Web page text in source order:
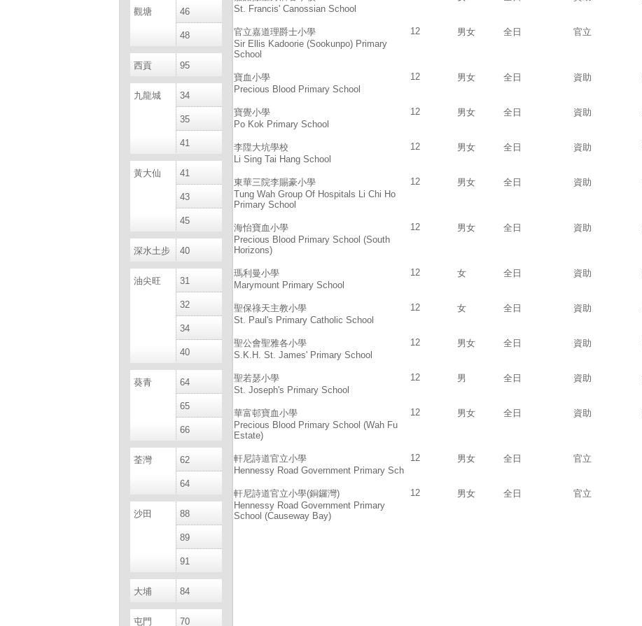
觀塘 46
48
西貢 95
九龍城 34
35
41
黃大仙 41
43
45
深水土步 40
油尖旺 31
32
34
40
葵青 64
65
66
荃灣 62
64
沙田 88
89
91
大埔 84
屯門 70
St. Francis' Canossian School
官立嘉道理爵士小學
Sir Ellis Kadoorie (Sookunpo) Primary
School
12 男女 全日 官立
寶血小學
Precious Blood Primary School
12 男女 全日 資助
寶覺小學
Po Kok Primary School
12 男女 全日 資助
李陞大坑學校
Li Sing Tai Hang School
12 男女 全日 資助
東華三院李賜豪小學
Tung Wah Group Of Hospitals Li Chi Ho
Primary School
12 男女 全日 資助
海怡寶血小學
Precious Blood Primary School (South
Horizons)
12 男女 全日 資助
瑪利曼小學
Marymount Primary School
12 女 全日 資助
聖保祿天主教小學
St. Paul's Primary Catholic School
12 女 全日 資助
聖公會聖雅各小學
S.K.H. St. James' Primary School
12 男女 全日 資助
聖若瑟小學
St. Joseph's Primary School
12 男 全日 資助
華富邨寶血小學
Precious Blood Primary School (Wah Fu
Estate)
12 男女 全日 資助
軒尼詩道官立小學
Hennessy Road Government Primary Sch
12 男女 全日 官立
軒尼詩道官立小學(銅鑼灣)
Hennessy Road Government Primary
School (Causeway Bay)
12 男女 全日 官立